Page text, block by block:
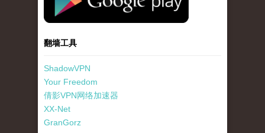
翻墙工具
ShadowVPN
Your Freedom
倩影VPN网络加速器
XX-Net
GranGorz